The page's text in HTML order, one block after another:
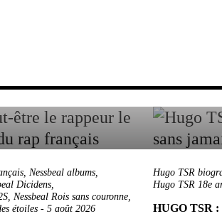
, Nessbeal albums,
Dicidens,
, Nessbeal Rois sans couronne,
étoiles - 5 août 2026
Hugo TSR
Hugo TSR 18e
HUGO TSR